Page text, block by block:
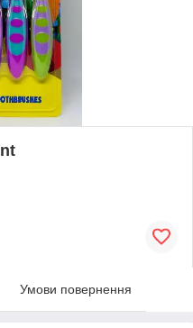
Умови повернення